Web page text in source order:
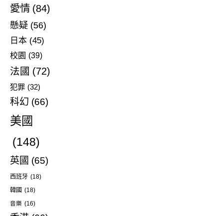
愛情 (84)
懸疑 (56)
日本 (45)
校園 (39)
法國 (72)
犯罪 (32)
科幻 (66)
美國
(148)
英國 (65)
西班牙 (18)
韓國 (18)
音樂 (16)